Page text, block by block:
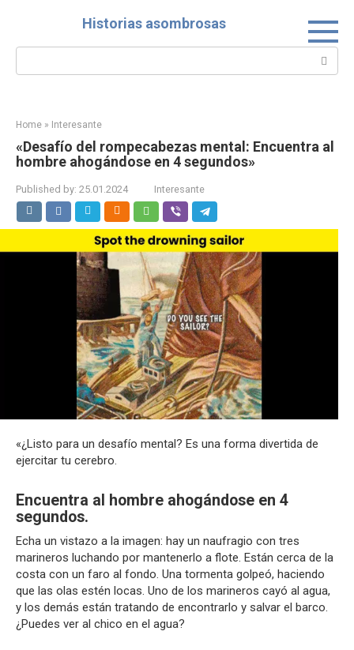
Historias asombrosas
Search:
Home » Interesante
«Desafío del rompecabezas mental: Encuentra al
hombre ahogándose en 4 segundos»
Published by: 25.01.2024 Interesante
«¿Listo para un desafío mental? Es una forma divertida de
ejercitar tu cerebro.
Encuentra al hombre ahogándose en 4
segundos.
Echa un vistazo a la imagen: hay un naufragio con tres
marineros luchando por mantenerlo a flote. Están cerca de la
costa con un faro al fondo. Una tormenta golpeó, haciendo
que las olas estén locas. Uno de los marineros cayó al agua,
y los demás están tratando de encontrarlo y salvar el barco.
¿Puedes ver al chico en el agua?